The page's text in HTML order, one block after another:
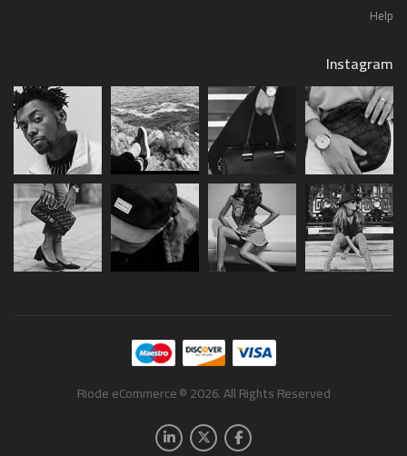
Help
Instagram
Riode eCommerce © 2026. All Rights Reserved